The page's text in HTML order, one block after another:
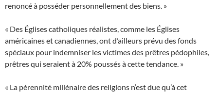
renoncé à posséder personnellement des biens. »
« Des Églises catholiques réalistes, comme les Églises
américaines et canadiennes, ont d’ailleurs prévu des fonds
spéciaux pour indemniser les victimes des prêtres pédophiles,
prêtres qui seraient à 20% poussés à cette tendance. »
« La pérennité millénaire des religions n’est due qu’à cet